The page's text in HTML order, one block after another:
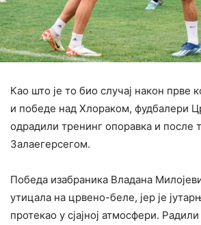
Као што је то био случај након прве
и победе над Хлораком, фудбалери
одрадили тренинг опоравка и после
Залаегерсегом.
Победа изабраника Владана
утицала на црвено-беле, јер је
протекао у сјајној атмосфери.